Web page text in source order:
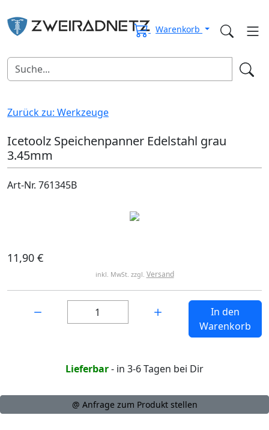
Warenkorb
Zurück zu: Werkzeuge
Icetoolz Speichenpanner Edelstahl grau
3.45mm
Art-Nr. 761345B
11,90 €
inkl. MwSt. zzgl. Versand
In den
Warenkorb
Lieferbar- in 3-6 Tagen bei Dir
@ Anfrage zum Produkt stellen